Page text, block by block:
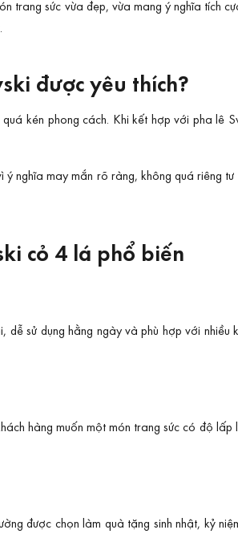
trang sức vừa đẹp, vừa mang ý nghĩa tích
được yêu thích?
kén phong cách. Khi kết hợp với pha lê
nghĩa may mắn rõ ràng, không quá riêng
cỏ 4 lá phổ biến
sử dụng hằng ngày và phù hợp với
hàng muốn một món trang sức có độ
được chọn làm quà tặng sinh nhật, kỷ